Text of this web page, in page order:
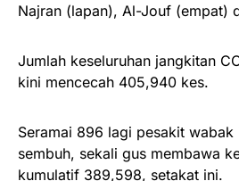
Najran (lapan), Al-Jouf (empat)
Jumlah keseluruhan jangkitan
kini mencecah 405,940 kes.
Seramai 896 lagi pesakit
sembuh, sekali gus membawa
kumulatif 389,598, setakat ini.